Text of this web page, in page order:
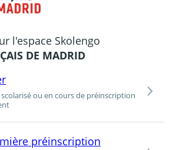
l'espace Skolengo
DE MADRID
scolarisé ou en cours de préinscription
préinscription